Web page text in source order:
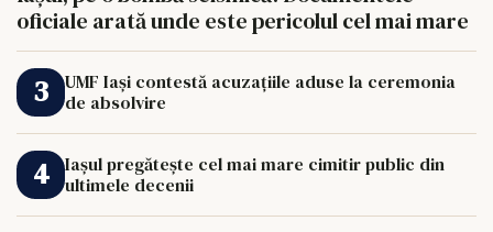
oficiale arată unde este pericolul cel mai mare
UMF Iași contestă acuzațiile aduse la ceremonia
de absolvire
Iașul pregătește cel mai mare cimitir public din
ultimele decenii